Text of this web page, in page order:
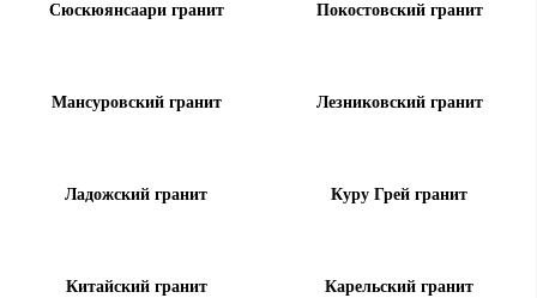
Сюскюянсаари гранит Покостовский гранит
Мансуровский гранит Лезниковский гранит
Ладожский гранит Куру Грей гранит
Китайский гранит Карельский гранит